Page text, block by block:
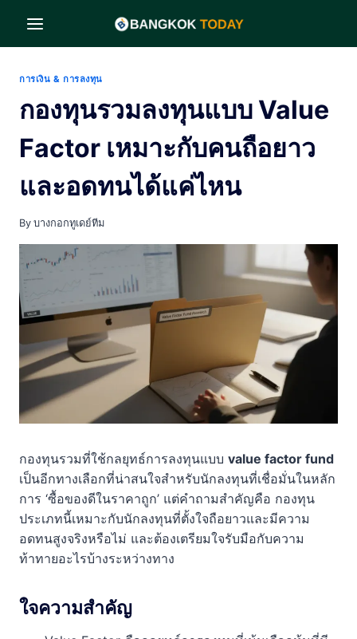
content
การเงิน & การลงทุน
กองทุนรวมลงทุนแบบ Value
Factor เหมาะกับคนถือยาว
และอดทนได้แค่ไหน
By บางกอกทูเดย์ทีม
กองทุนรวมที่ใช้กลยุทธ์การลงทุนแบบ value factor fund
เป็นอีกทางเลือกที่น่าสนใจสำหรับนักลงทุนที่เชื่อมั่นในหลัก
การ ‘ซื้อของดีในราคาถูก’ แต่คำถามสำคัญคือ กองทุน
ประเภทนี้เหมาะกับนักลงทุนที่ตั้งใจถือยาวและมีความ
อดทนสูงจริงหรือไม่ และต้องเตรียมใจรับมือกับความ
ท้าทายอะไรบ้างระหว่างทาง
ใจความสำคัญ